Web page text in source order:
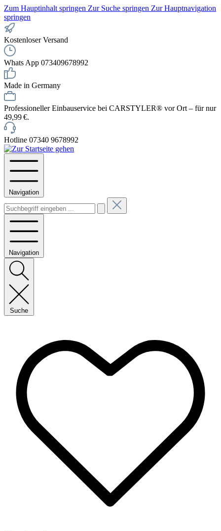
Zum Hauptinhalt springen Zur Suche springen Zur Hauptnavigation
springen
Kostenloser Versand
Whats App 073409678992
Made in Germany
Professioneller Einbauservice bei CARSTYLER® vor Ort – für nur
49,99 €.
Hotline 07340 9678992
Navigation
Navigation
Suche